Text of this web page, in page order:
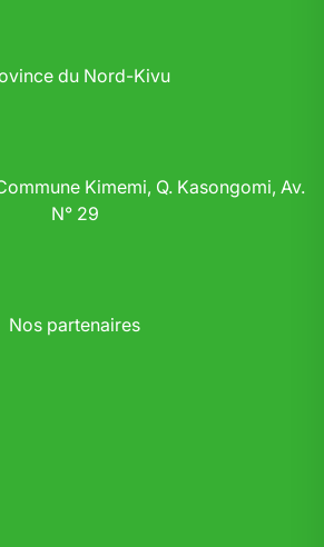
du Nord-Kivu
Kimemi, Q. Kasongomi, Av.
N° 29
Nos partenaires